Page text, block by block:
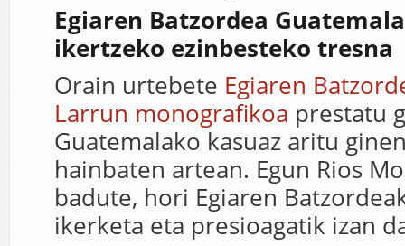
Egiaren Batzordea
ikertzeko ezinbesteko tresna
Orain urtebete Egiaren
Larrun monografikoa prestatu
Guatemalako kasuaz aritu
hainbaten artean. Egun Rios
badute, hori Egiaren
ikerketa eta presioagatik izan